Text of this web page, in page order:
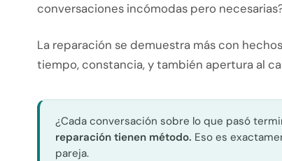
conversaciones incómodas pero
La reparación se demuestra más con
tiempo, constancia, y también apertura al
¿Cada conversación sobre lo que pasó
reparación tienen método. Eso es
pareja.